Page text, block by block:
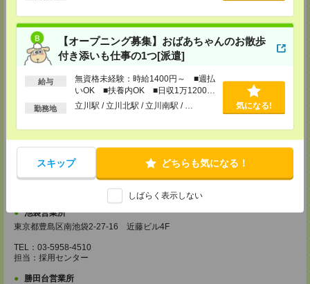
【オープニング募集】おばあちゃんのお散歩
付き添いも仕事の1つ[派遣]
給与
無資格未経験：時給1400円～ ■週払
いOK ■扶養内OK ■日収1万1200円
以上
勤務地 立川駅 / 立川北駅 / 立川南駅 / … 気になる!
スキップ どちらも気になる！
しばらく表示しない
TEL：048-990-4510
担当：採用センター
錦糸町営業所
東京都墨田区江東橋4-19-3 錦糸町ミハマビル 3F
担当：採用センター
新宿営業所
TEL：03-6911-4510
立川営業所
東京都立川市曙町2-31-15 日住金立川ビル3F
TEL：042-540-7331
池袋営業所
東京都豊島区南池袋2-27-16 近藤ビル4F
TEL：03-5958-4510
担当：採用センター
勝田台営業所